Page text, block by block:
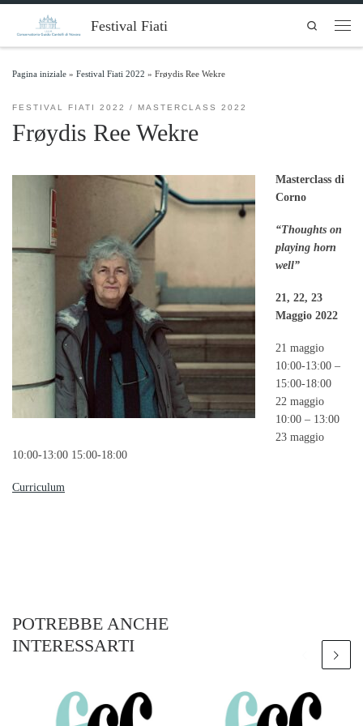
Skip to content Festival Fiati
Search
Pagina iniziale » Festival Fiati 2022 » Frøydis Ree Wekre
FESTIVAL FIATI 2022 MASTERCLASS 2022
Frøydis Ree Wekre
Masterclass di
Corno
“Thoughts on
playing horn
well”
21, 22, 23
Maggio 2022
21 maggio
10:00-13:00 –
15:00-18:00
22 maggio
10:00 – 13:00
23 maggio
10:00-13:00 15:00-18:00
Curriculum
POTREBBE ANCHE
INTERESSARTI